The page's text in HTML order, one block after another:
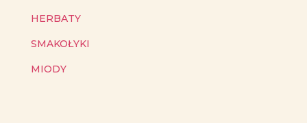
HERBATY
SMAKOŁYKI
MIODY